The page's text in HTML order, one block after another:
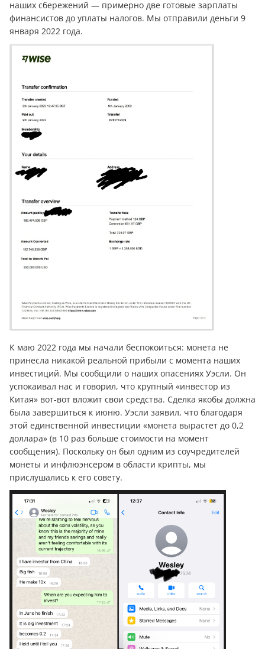
наших сбережений — примерно две готовые зарплаты
финансистов до уплаты налогов. Мы отправили деньги 9
января 2022 года.
К маю 2022 года мы начали беспокоиться: монета не
принесла никакой реальной прибыли с момента наших
инвестиций. Мы сообщили о наших опасениях Уэсли. Он
успокаивал нас и говорил, что крупный «инвестор из
Китая» вот-вот вложит свои средства. Сделка якобы должна
была завершиться к июню. Уэсли заявил, что благодаря
этой единственной инвестиции «монета вырастет до 0,2
доллара» (в 10 раз больше стоимости на момент
сообщения). Поскольку он был одним из соучредителей
монеты и инфлюэнсером в области крипты, мы
прислушались к его совету.